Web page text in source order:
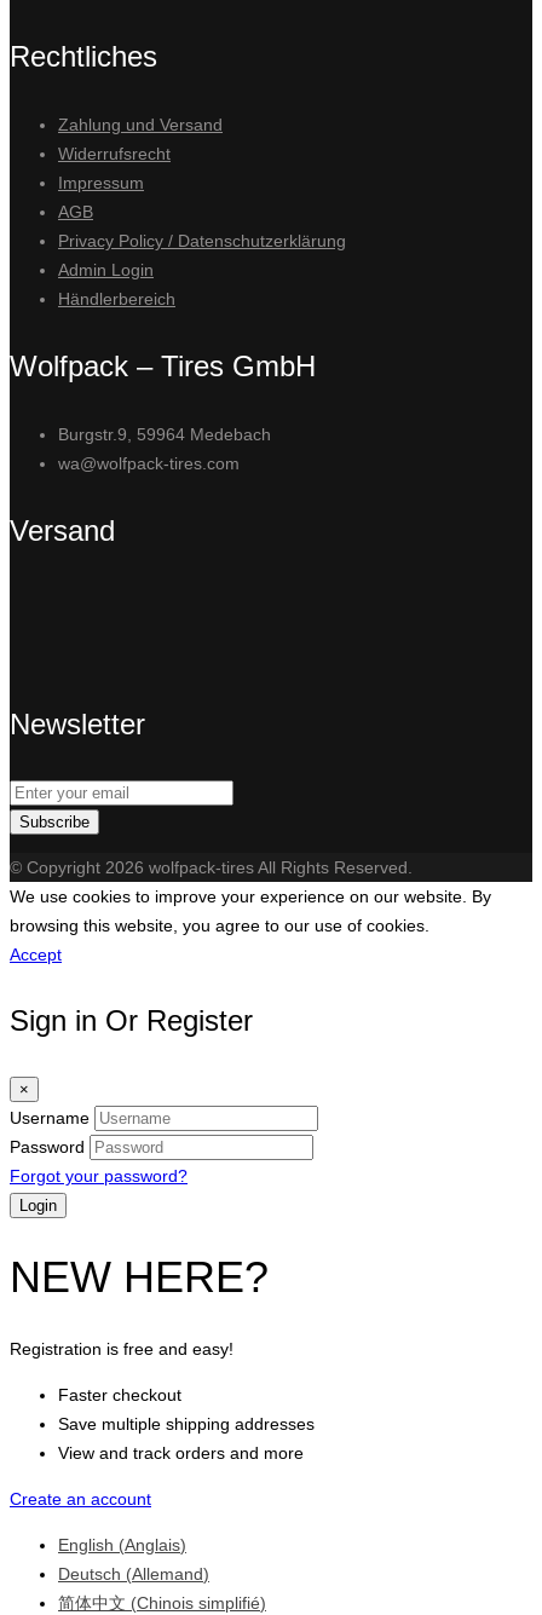
Rechtliches
Zahlung und Versand
Widerrufsrecht
Impressum
AGB
Privacy Policy / Datenschutzerklärung
Admin Login
Händlerbereich
Wolfpack – Tires GmbH
Burgstr.9, 59964 Medebach
wa@wolfpack-tires.com
Versand
Newsletter
Subscribe
© Copyright 2026 wolfpack-tires All Rights Reserved.
We use cookies to improve your experience on our website. By
browsing this website, you agree to our use of cookies.
Accept
Sign in Or Register
×
Username
Password
Forgot your password?
NEW HERE?
Registration is free and easy!
Faster checkout
Save multiple shipping addresses
View and track orders and more
Create an account
English (Anglais)
Deutsch (Allemand)
简体中文 (Chinois simplifié)